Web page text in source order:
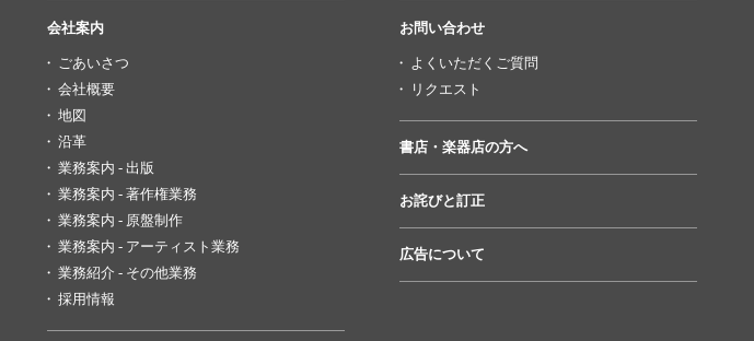
会社案内
ごあいさつ
会社概要
地図
沿革
業務案内 - 出版
業務案内 - 著作権業務
業務案内 - 原盤制作
業務案内 - アーティスト業務
業務紹介 - その他業務
採用情報
お問い合わせ
よくいただくご質問
リクエスト
書店・楽器店の方へ
お詫びと訂正
広告について